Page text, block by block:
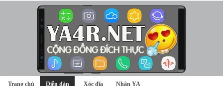
Trang chủ Diễn đàn Xóc đĩa Nhận YA